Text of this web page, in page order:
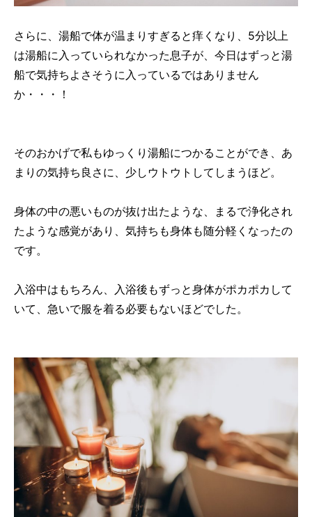
さらに、湯船で体が温まりすぎると痒くなり、5分以上
は湯船に入っていられなかった息子が、今日はずっと湯
船で気持ちよさそうに入っているではありません
か・・・！
そのおかげで私もゆっくり湯船につかることができ、あ
まりの気持ち良さに、少しウトウトしてしまうほど。
身体の中の悪いものが抜け出たような、まるで浄化され
たような感覚があり、気持ちも身体も随分軽くなったの
です。
入浴中はもちろん、入浴後もずっと身体がポカポカして
いて、急いで服を着る必要もないほどでした。